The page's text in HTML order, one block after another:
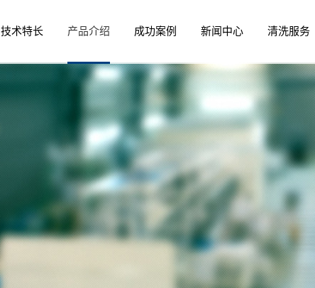
技术特长 产品介绍 成功案例 新闻中心 清洗服务